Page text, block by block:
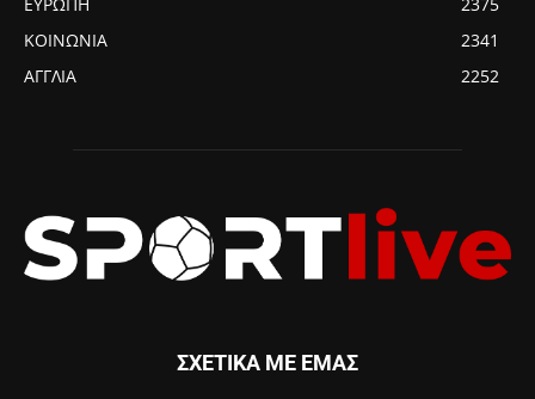
ΚΟΙΝΩΝΙΑ
2341
ΑΓΓΛΙΑ
2252
ΣΧΕΤΙΚΑ ΜΕ ΕΜΑΣ